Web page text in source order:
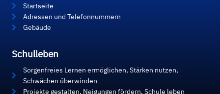
Startseite
Adressen und Telefonnummern
Gebäude
Schulleben
Sorgenfreies Lernen ermöglichen, Stärken nutzen,
Schwächen überwinden
Projekte gestalten, Neigungen fördern, Schule leben